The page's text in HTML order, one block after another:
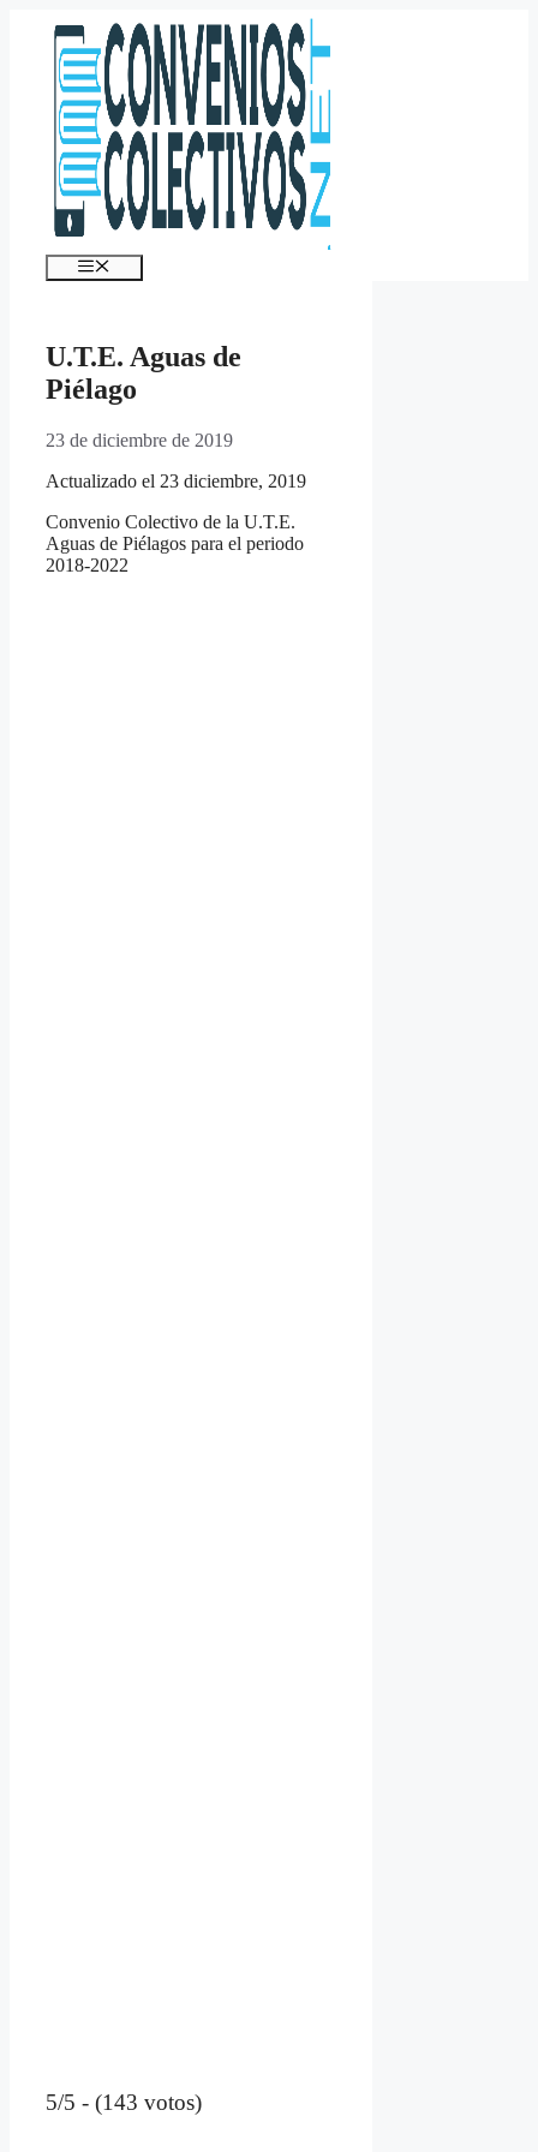
contenido
Menú
U.T.E. Aguas de
Piélago
23 de diciembre de 2019
Actualizado el 23 diciembre, 2019
Convenio Colectivo de la U.T.E.
Aguas de Piélagos para el periodo
2018-2022
5/5 - (143 votos)